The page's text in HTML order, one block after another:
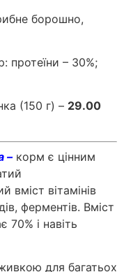
борошно,
протеїни – 30%;
(150 г) – 29.00
–корм є цінним
вміст вітамінів
ферментів. Вміст
70% і навіть
для багатьох